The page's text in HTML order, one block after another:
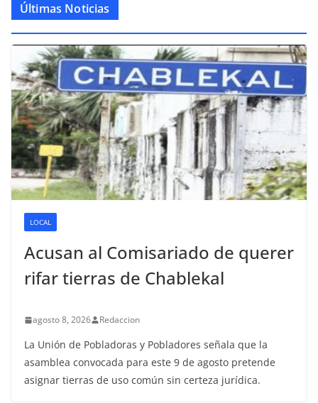
Últimas Noticias
LOCAL
Acusan al Comisariado de querer
rifar tierras de Chablekal
agosto 8, 2026 Redaccion
La Unión de Pobladoras y Pobladores señala que la
asamblea convocada para este 9 de agosto pretende
asignar tierras de uso común sin certeza jurídica.